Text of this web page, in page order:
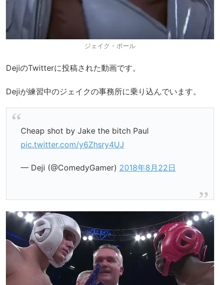
ジェイク・ポール
DejiのTwitterに投稿された動画です。
Dejiが練習中のジェイクの事務所に乗り込んでいます。
Cheap shot by Jake the bitch Paul
pic.twitter.com/y6Zhsry4UJ
— Deji (@ComedyGamer) 2018年8月22日